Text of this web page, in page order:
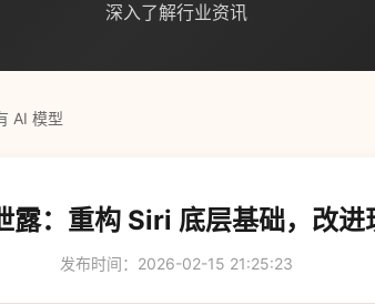
深入了解行业资讯
AI 模型
露：重构 Siri 底层基础，改进
发布时间：2026-02-15 21:25:23